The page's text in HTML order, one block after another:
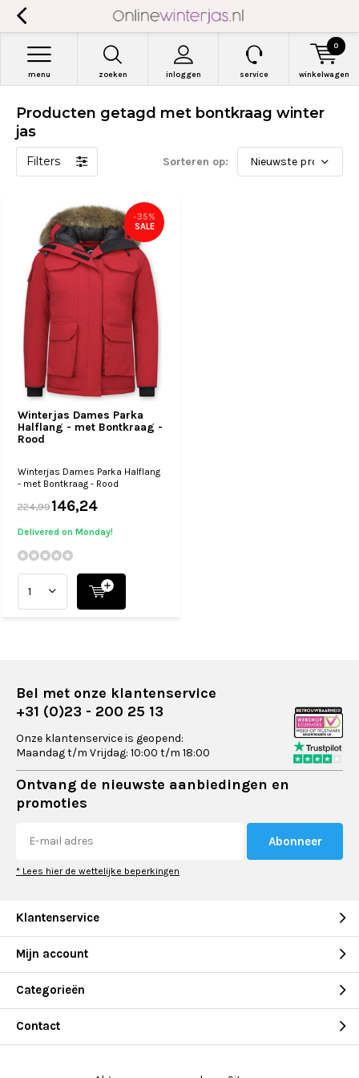
zoeken inloggen
menu service winkelwagen
0
Producten getagd met bontkraag winter
jas
Filters Sorteren op:
Winterjas Dames Parka
Halflang - met Bontkraag -
Rood
-35%
SALE
Winterjas Dames Parka Halflang
- met Bontkraag - Rood
224,99146,24
Delivered on Monday!
Bel met onze klantenservice
+31 (0)23 - 200 25 13
Onze klantenservice is geopend:
Maandag t/m Vrijdag: 10:00 t/m 18:00
Ontvang de nieuwste aanbiedingen en
promoties
Abonneer
* Lees hier de wettelijke beperkingen
Klantenservice
Mijn account
Categorieën
Contact